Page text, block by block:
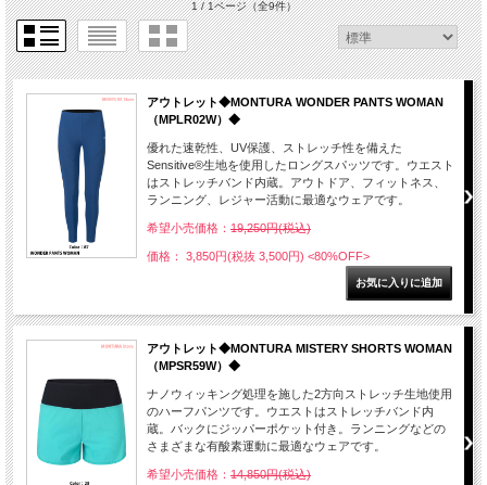
1 / 1ページ（全9件）
アウトレット◆MONTURA WONDER PANTS WOMAN
（MPLR02W）◆
優れた速乾性、UV保護、ストレッチ性を備えた
Sensitive®生地を使用したロングスパッツです。ウエスト
はストレッチバンド内蔵。アウトドア、フィットネス、
ランニング、レジャー活動に最適なウェアです。
希望小売価格： 19,250円(税込)
価格： 3,850円(税抜 3,500円) <80%OFF>
アウトレット◆MONTURA MISTERY SHORTS WOMAN
（MPSR59W）◆
ナノウィッキング処理を施した2方向ストレッチ生地使用
のハーフパンツです。ウエストはストレッチバンド内
蔵。バックにジッパーポケット付き。ランニングなどの
さまざまな有酸素運動に最適なウェアです。
希望小売価格： 14,850円(税込)